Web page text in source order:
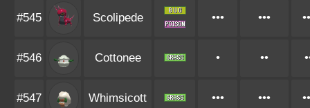
#545 Scolipede ••• •••
#546 Cottonee • ••
#547 Whimsicott ••• •••